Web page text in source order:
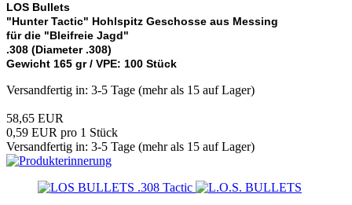
LOS Bullets
"Hunter Tactic" Hohlspitz Geschosse aus Messing
für die "Bleifreie Jagd"
.308 (Diameter .308)
Gewicht 165 gr / VPE: 100 Stück
Versandfertig in: 3-5 Tage (mehr als 15 auf Lager)
58,65 EUR
0,59 EUR pro 1 Stück
Versandfertig in: 3-5 Tage (mehr als 15 auf Lager)